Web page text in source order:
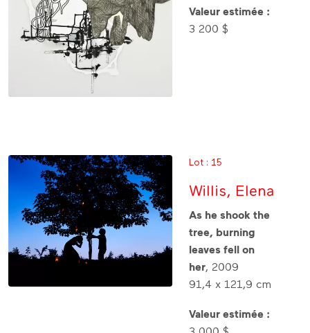
Valeur estimée :
3 200 $
Lot : 15
Willis, Elena
As he shook the
tree, burning
leaves fell on
her, 2009
91,4 x 121,9 cm
Valeur estimée :